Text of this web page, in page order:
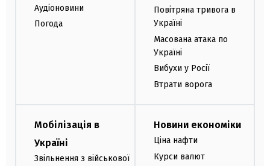
Аудіоновини
Погода
Повітряна тривога в
Україні
Масована атака по
Україні
Вибухи у Росії
Втрати ворога
Мобілізація в
Україні
Звільнення з військової
Новини економіки
Ціна нафти
Курси валют